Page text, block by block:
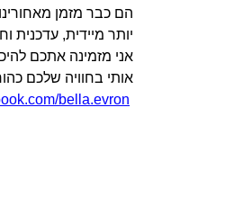
הם כבר מזמן
יותר מיידית, עדכנית
אני מזמינה אתכם
אותי בחוויה שלכם
bella.evron